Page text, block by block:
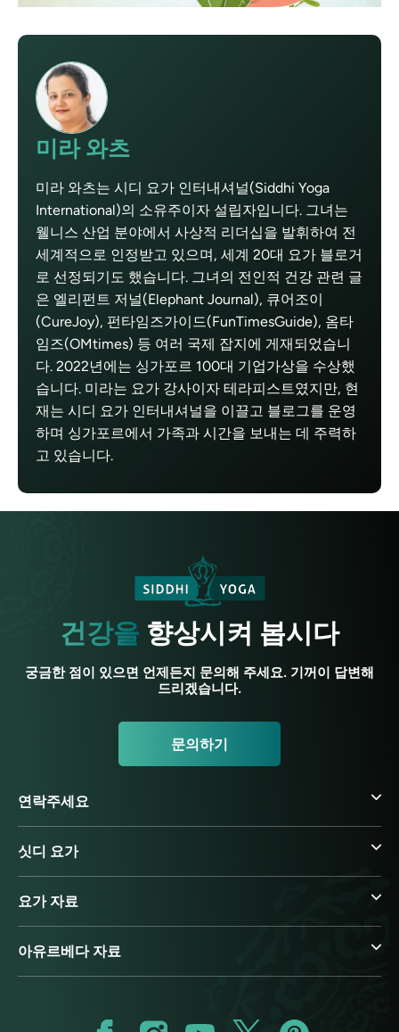
미라 와츠
미라 와츠는 시디 요가 인터내셔널(Siddhi Yoga
International)의 소유주이자 설립자입니다. 그녀는
웰니스 산업 분야에서 사상적 리더십을 발휘하여 전
세계적으로 인정받고 있으며, 세계 20대 요가 블로거
로 선정되기도 했습니다. 그녀의 전인적 건강 관련 글
은 엘리펀트 저널(Elephant Journal), 큐어조이
(CureJoy), 펀타임즈가이드(FunTimesGuide), 옴타
임즈(OMtimes) 등 여러 국제 잡지에 게재되었습니
다. 2022년에는 싱가포르 100대 기업가상을 수상했
습니다. 미라는 요가 강사이자 테라피스트였지만, 현
재는 시디 요가 인터내셔널을 이끌고 블로그를 운영
하며 싱가포르에서 가족과 시간을 보내는 데 주력하
고 있습니다.
건강을 향상시켜 봅시다
궁금한 점이 있으면 언제든지 문의해 주세요. 기꺼이 답변해
드리겠습니다.
문의하기
연락주세요
싯디 요가
요가 자료
아유르베다 자료